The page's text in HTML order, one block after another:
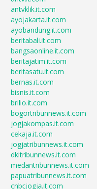
antvklik.it.com
ayojakarta.it.com
ayobandung.it.com
beritabali.it.com
bangsaonline.it.com
beritajatim.it.com
beritasatu.it.com
bernas.it.com
bisnis.it.com
brilio.it.com
bogortribunnews.it.com
jogjakompas.it.com
cekaja.it.com
jogjatribunnews.it.com
dkitribunnews.it.com
medantribunnews.it.com
papuatribunnews.it.com
cnbcjogja.it.com